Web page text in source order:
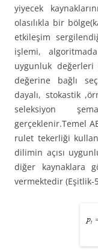
yiyecek
olasılıkla bir
etkileşim
işlemi,
uygunluk değerleri
değerine bağlı
dayalı, stokastik
seleksiyon
gerçeklenir.Temel
rulet tekerliği
dilimin açısı
diğer kaynaklara
vermektedir (Eşitlik-